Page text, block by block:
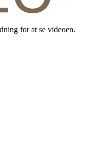
for at se videoen.